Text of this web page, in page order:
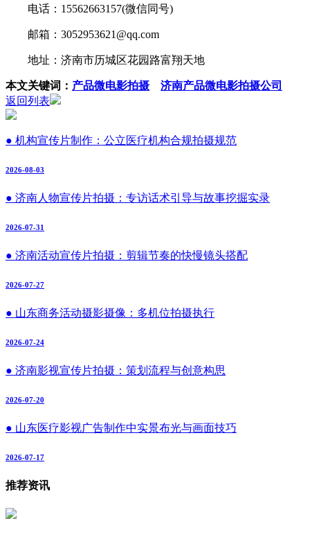
电话：15562663157(微信同号)
邮箱：3052953621@qq.com
地址：济南市历城区花园路富翔天地
本文关键词： 产品微电影拍摄
济南产品微电影拍摄公司
返回列表
● 机构宣传片制作：公立医疗机构合规拍摄规范
2026-08-03
● 济南人物宣传片拍摄：专访话术引导与故事挖掘实录
2026-07-31
● 济南活动宣传片拍摄：剪辑节奏的快慢镜头搭配
2026-07-27
● 山东商务活动摄影摄像：多机位拍摄执行
2026-07-24
● 济南影视宣传片拍摄：策划流程与创意构思
2026-07-20
● 山东医疗影视广告制作中实景布光与画面技巧
2026-07-17
推荐资讯